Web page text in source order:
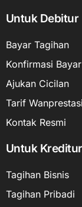
Untuk Debitur
Bayar Tagihan
Konfirmasi Bayar
Ajukan Cicilan
Tarif Wanprestasi
Kontak Resmi
Untuk Kreditur
Tagihan Bisnis
Tagihan Pribadi